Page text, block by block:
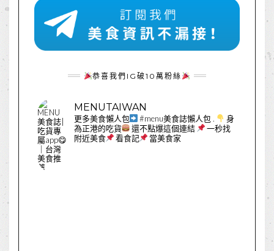
恭喜我們IG破10萬粉絲
MENUTAIWAN
更多美食懶人包 #menu美食誌懶人包 .
身
為正港的吃貨
還不點爆這個連結
一秒找
附近美食
看食記 當美食家